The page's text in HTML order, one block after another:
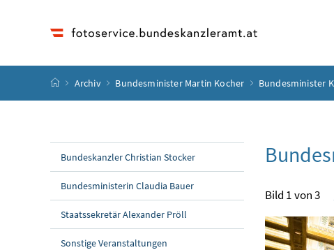
Startseite
Archiv Bundesminister Martin Kocher Bundesminister
Bundeskanzler Christian Stocker
Bundesministerin Claudia Bauer
Staatssekretär Alexander Pröll
Sonstige Veranstaltungen
Bild 1 von 3